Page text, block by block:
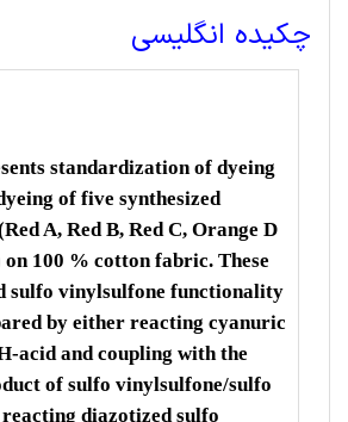
چکیده انگلیسی
standardization of dyeing
of five synthesized
A, Red B, Red C, Orange D
100 % cotton fabric. These
sulfo vinylsulfone functionality
by either reacting cyanuric
acid and coupling with the
of sulfo vinylsulfone/sulfo
diazotized sulfo